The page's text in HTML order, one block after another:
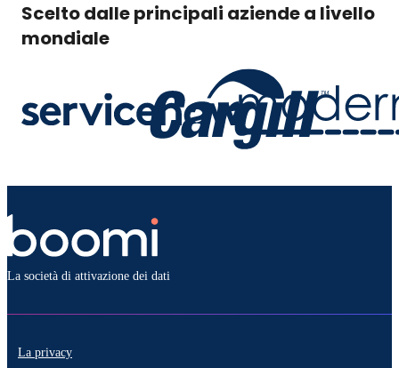
Scelto dalle principali aziende a livello
mondiale
La società di attivazione dei dati
La privacy